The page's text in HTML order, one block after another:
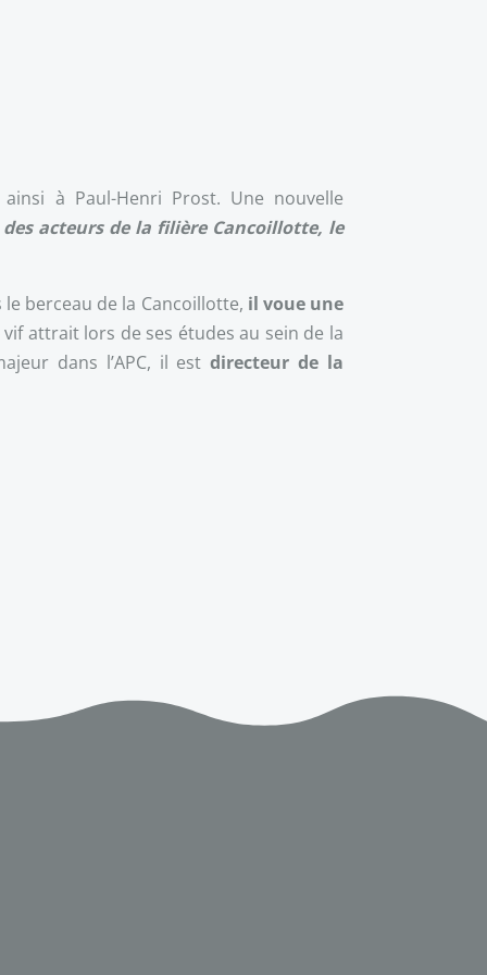
à Paul-Henri Prost. Une nouvelle
acteurs de la filière Cancoillotte, le
berceau de la Cancoillotte, il voue une
attrait lors de ses études au sein de la
dans l’APC, il estdirecteur de la